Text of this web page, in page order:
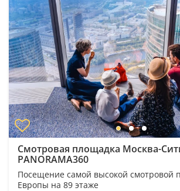
Смотровая площадка Москва-
PANORAMA360
Посещение самой высокой смотровой
Европы на 89 этаже